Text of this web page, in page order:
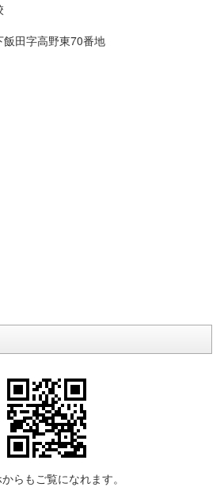
田字高野東70番地
らもご覧になれます。